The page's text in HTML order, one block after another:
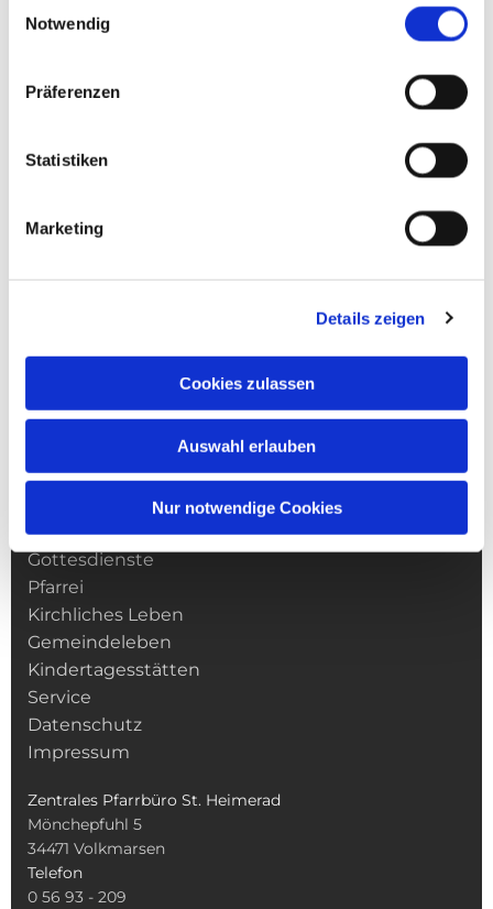
Notwendig
Präferenzen
Statistiken
Marketing
Details zeigen
Cookies zulassen
Auswahl erlauben
Nur notwendige Cookies
© Karl-Franz Thiede
NAVIGATION
Gottesdienste
Pfarrei
Kirchliches Leben
Gemeindeleben
Kindertagesstätten
Service
Datenschutz
Impressum
Zentrales Pfarrbüro St. Heimerad
Mönchepfuhl 5
34471 Volkmarsen
Telefon
0 56 93 - 209